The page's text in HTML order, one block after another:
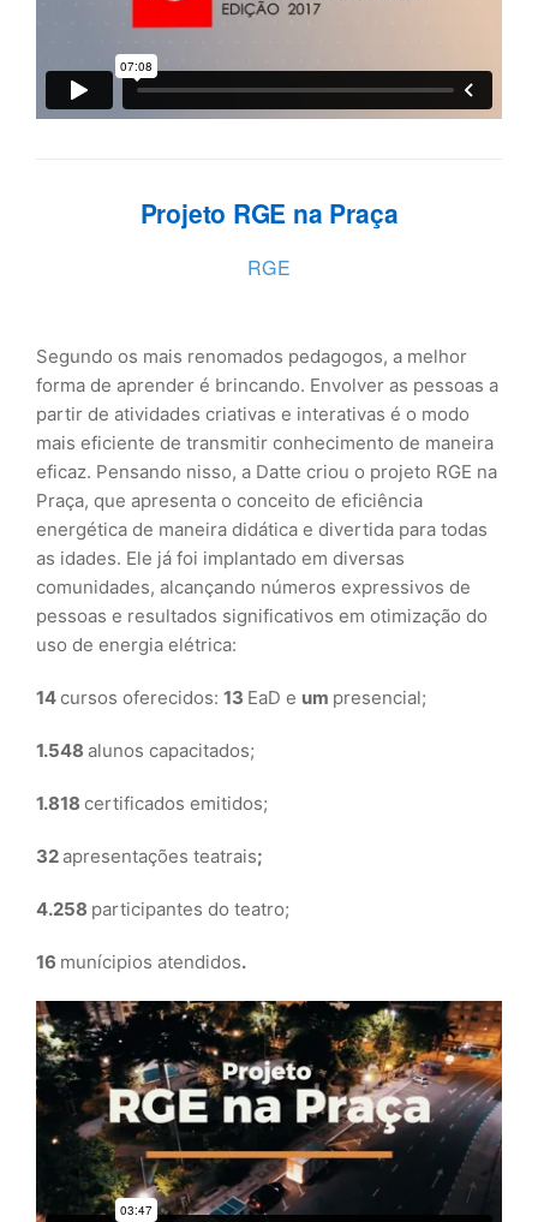
Projeto RGE na Praça
RGE
Segundo os mais renomados pedagogos, a melhor
forma de aprender é brincando. Envolver as pessoas a
partir de atividades criativas e interativas é o modo
mais eficiente de transmitir conhecimento de maneira
eficaz. Pensando nisso, a Datte criou o projeto RGE na
Praça, que apresenta o conceito de eficiência
energética de maneira didática e divertida para todas
as idades. Ele já foi implantado em diversas
comunidades, alcançando números expressivos de
pessoas e resultados significativos em otimização do
uso de energia elétrica:
14cursos oferecidos: 13 EaD e um presencial;
1.548 alunos capacitados;
1.818 certificados emitidos;
32apresentações teatrais;
4.258 participantes do teatro;
16 munícipios atendidos.